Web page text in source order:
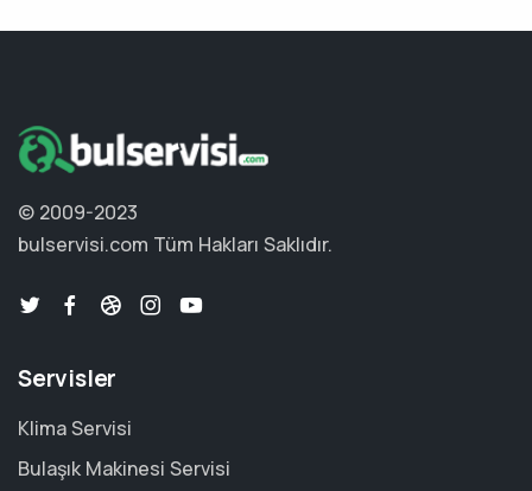
© 2009-2023
bulservisi.com Tüm Hakları Saklıdır.
Servisler
Klima Servisi
Bulaşık Makinesi Servisi